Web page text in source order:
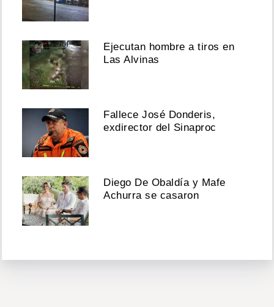
Ejecutan hombre a tiros en
Las Alvinas
Fallece José Donderis,
exdirector del Sinaproc
Diego De Obaldía y Mafe
Achurra se casaron